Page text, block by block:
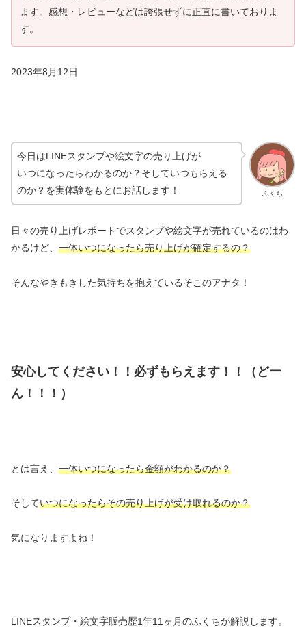
ます。感想・レビューなどは誇張せずに正直に書いておりま
す。
2023年8月12日
ふくち
今日はLINEスタンプや絵文字の売り上げが
いつになったらわかるのか？そしていつもらえる
のか？を実体験をもとにお話します！
日々の売り上げレポートでスタンプや絵文字が売れているのはわ
かるけど、 一体いつになったら売り上げが確定するの？
そんなやきもきした気持ちを抱えているそこのアナタ！
安心してください！！必ずもらえます！！（どー
ん！！！）
とは言え、 一体いつになったら金額がわかるのか？
そしていつになったらその売り上げが受け取れるのか？
気になりますよね！
LINEスタンプ・絵文字販売歴1年11ヶ月のふくちが解説します。